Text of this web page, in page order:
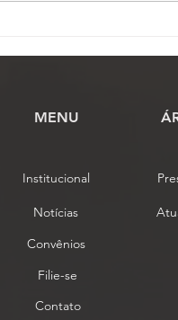
para
MENU
Institucional
Notícias
Convênios
Filie-se
Contato